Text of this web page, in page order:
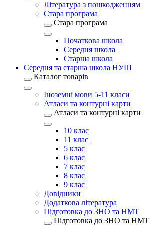
Література з пошкодженням
Стара програма
Стара програма
Початкова школа
Середня школа
Старша школа
Середня та старша школа НУШ
Каталог товарів
Іноземні мови 5-11 класи
Атласи та контурні карти
Атласи та контурні карти
10 клас
11 клас
5 клас
6 клас
7 клас
8 клас
9 клас
Довідники
Додаткова література
Підготовка до ЗНО та НМТ
Підготовка до ЗНО та НМТ